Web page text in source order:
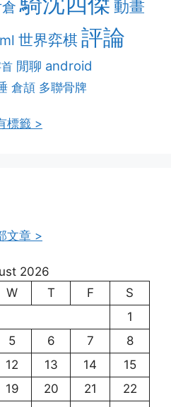
動畫
世界弈棋 評論
閒聊 android
倉頡 多聯骨牌
標籤 >
文章 >
2026
W T F
S
1
5 6 7
8
12 13 14
15
19 20 21
22